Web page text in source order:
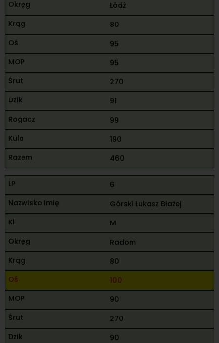
Łódź
80
95
95
270
91
99
190
460
6
Górski Łukasz Błażej
M
Radom
80
100
90
270
90